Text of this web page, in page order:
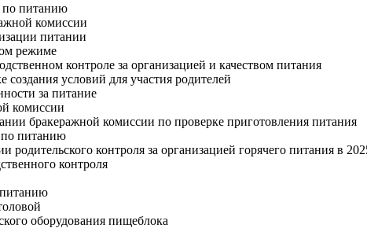
по питанию
комиссии
питании
режиме
контроле за организацией и качеством питания
создания условий для участия родителей
за питание
комиссии
бракеражной комиссии по проверке приготовления питания
питанию
родительского контроля за организацией горячего питания в
контроля
оборудования пищеблока